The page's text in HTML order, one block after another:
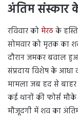
अंतिम संस्कार
रविवार कोमेरठके
सोमवार को मृतक का
दौरान जमकर बवाल
संप्रदाय विशेष के आधा
मामला जब हद से
कई थानों की फोर्स
मौजूदगी में शव का